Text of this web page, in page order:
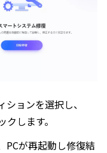
ョンを選択し、
クします。
PCが再起動し修復結